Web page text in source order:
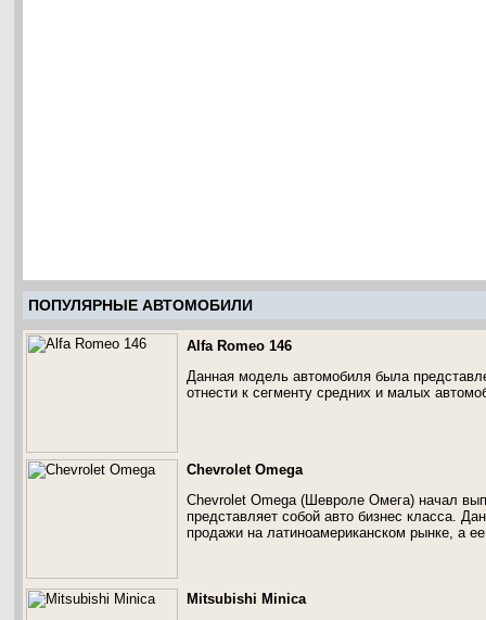
ПОПУЛЯРНЫЕ АВТОМОБИЛИ
Alfa Romeo 146
Данная модель автомобиля была
отнести к сегменту средних и малых
Chevrolet Omega
Chevrolet Omega (Шевроле Омега) начал
представляет собой авто бизнес класса.
продажи на латиноамериканском рынке, а
Mitsubishi Minica